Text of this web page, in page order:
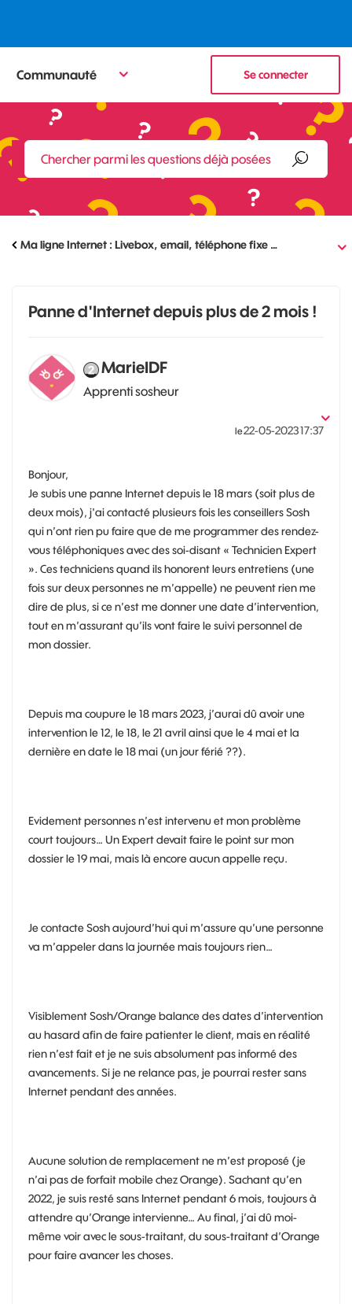
Communauté Se connecter
Ma ligne Internet : Livebox, email, téléphone fixe …
Panne d'Internet depuis plus de 2 mois !
MarieIDF
Apprenti sosheur
le‎22-05-202317:37
Bonjour,
Je subis une panne Internet depuis le 18 mars (soit plus de
deux mois), j'ai contacté plusieurs fois les conseillers Sosh
qui n’ont rien pu faire que de me programmer des rendez-
vous téléphoniques avec des soi-disant « Technicien Expert
». Ces techniciens quand ils honorent leurs entretiens (une
fois sur deux personnes ne m’appelle) ne peuvent rien me
dire de plus, si ce n’est me donner une date d’intervention,
tout en m’assurant qu’ils vont faire le suivi personnel de
mon dossier.
Depuis ma coupure le 18 mars 2023, j’aurai dû avoir une
intervention le 12, le 18, le 21 avril ainsi que le 4 mai et la
dernière en date le 18 mai (un jour férié ??).
Evidement personnes n’est intervenu et mon problème
court toujours… Un Expert devait faire le point sur mon
dossier le 19 mai, mais là encore aucun appelle reçu.
Je contacte Sosh aujourd’hui qui m’assure qu’une personne
va m’appeler dans la journée mais toujours rien…
Visiblement Sosh/Orange balance des dates d’intervention
au hasard afin de faire patienter le client, mais en réalité
rien n’est fait et je ne suis absolument pas informé des
avancements. Si je ne relance pas, je pourrai rester sans
Internet pendant des années.
Aucune solution de remplacement ne m’est proposé (je
n’ai pas de forfait mobile chez Orange). Sachant qu’en
2022, je suis resté sans Internet pendant 6 mois, toujours à
attendre qu’Orange intervienne… Au final, j’ai dû moi-
même voir avec le sous-traitant, du sous-traitant d’Orange
pour faire avancer les choses.